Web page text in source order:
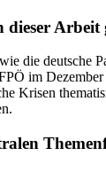
dieser
die deutsche
im
Krisen